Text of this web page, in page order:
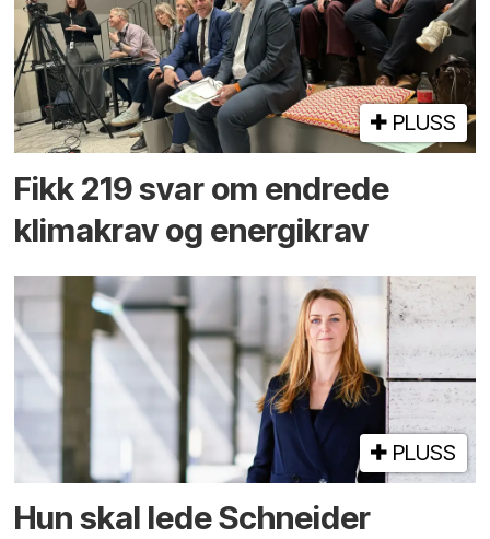
PLUSS
Fikk 219 svar om endrede
klimakrav og energikrav
PLUSS
Hun skal lede Schneider